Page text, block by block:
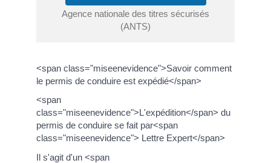
Agence nationale des titres sécurisés
(ANTS)
<span class="miseenevidence">Savoir comment
le permis de conduire est expédié</span>
<span
class="miseenevidence">L'expédition</span> du
permis de conduire se fait par<span
class="miseenevidence"> Lettre Expert</span>
Il s'agit d'un <span